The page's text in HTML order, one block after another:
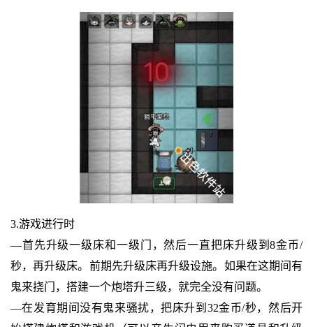
3.游戏进行时
—首先升级一级床和一级门，然后一直把床升级到8金币/
秒，再升级床。前期先升级床再升级设施。如果在这期间有
鬼来挠门，搭建一个炮塔升三级，就完全没有问题。
—在发育期间没有鬼来骚扰，把床升到32金币/秒，然后开